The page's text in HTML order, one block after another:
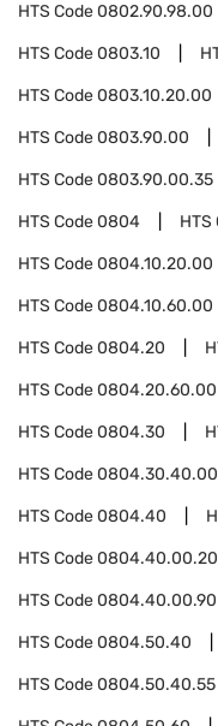
HTS Code0802.90.98.00
HTS Code0803.10
HTS Code0803.10.20.00
HTS Code0803.90.00
HTS Code0803.90.00.35
HTS Code0804 HTS
HTS Code0804.10.20.00
HTS Code0804.10.60.00
HTS Code0804.20
HTS Code0804.20.60.00
HTS Code0804.30
HTS Code0804.30.40.00
HTS Code0804.40
HTS Code0804.40.00.20
HTS Code0804.40.00.90
HTS Code0804.50.40
HTS Code0804.50.40.55